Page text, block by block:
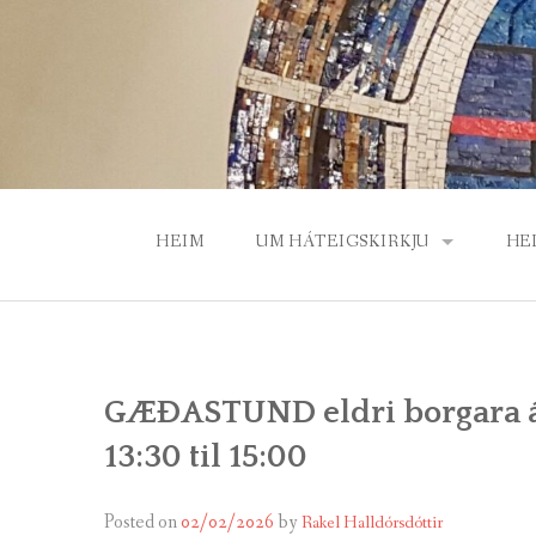
HEIM UM HÁTEIGSKIRKJU
PRESTAR OG STARFSFÓLK
SÓKNARNEFND
VILTU STYRKJA
GÆÐASTUND eldri borgara
13:30 til 15:00
Posted on02/02/2026by Rakel Halldórsdóttir